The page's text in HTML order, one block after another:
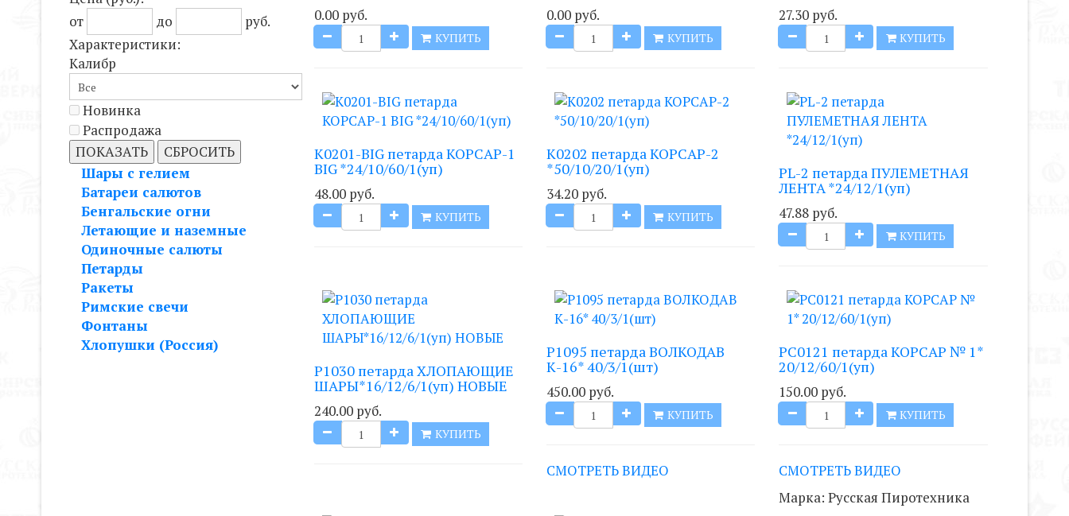
от
до
руб.
Характеристики:
Калибр
Новинка
Распродажа
ПОКАЗАТЬ
СБРОСИТЬ
Шары с гелием
Батареи салютов
Бенгальские огни
Летающие и наземные
Одиночные салюты
Петарды
Ракеты
Римские свечи
Фонтаны
Хлопушки (Россия)
0.00 руб.
КУПИТЬ
0.00 руб.
КУПИТЬ
27.30 руб.
КУПИТЬ
K0201-BIG петарда КОРСАР-1
BIG *24/10/60/1(уп)
48.00 руб.
КУПИТЬ
K0202 петарда КОРСАР-2
*50/10/20/1(уп)
34.20 руб.
КУПИТЬ
PL-2 петарда ПУЛЕМЕТНАЯ
ЛЕНТА *24/12/1(уп)
47.88 руб.
КУПИТЬ
Р1030 петарда ХЛОПАЮЩИЕ
ШАРЫ*16/12/6/1(уп) НОВЫЕ
240.00 руб.
КУПИТЬ
Р1095 петарда ВОЛКОДАВ
К-16* 40/3/1(шт)
450.00 руб.
КУПИТЬ
СМОТРЕТЬ ВИДЕО
РС0121 петарда КОРСАР № 1*
20/12/60/1(уп)
150.00 руб.
КУПИТЬ
СМОТРЕТЬ ВИДЕО
Марка:Русская Пиротехника